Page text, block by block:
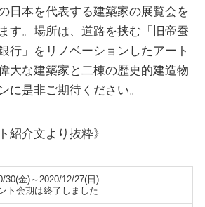
日本を代表する建築家の展覧会を
す。場所は、道路を挟む「旧帝蚕
行」をリノベーションしたアート
大な建築家と二棟の歴史的建造物
に是非ご期待ください。
紹介文より抜粋》
30(金)～2020/12/27(日)
ト会期は終了しました